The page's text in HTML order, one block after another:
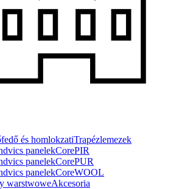
és homlokzatiTrapézlemezek
panelekCorePIR
panelekCorePUR
panelekCoreWOOL
warstwoweAkcesoria